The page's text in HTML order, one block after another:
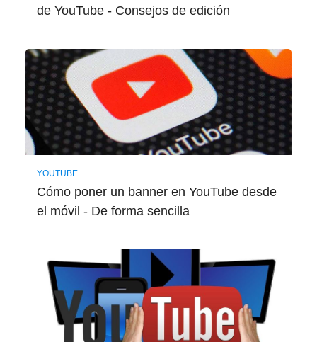
de YouTube - Consejos de edición
YOUTUBE
Cómo poner un banner en YouTube desde
el móvil - De forma sencilla